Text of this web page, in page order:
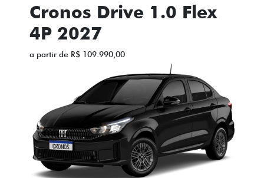
Cronos Drive 1.0 Flex
4P 2027
a partir de R$ 109.990,00